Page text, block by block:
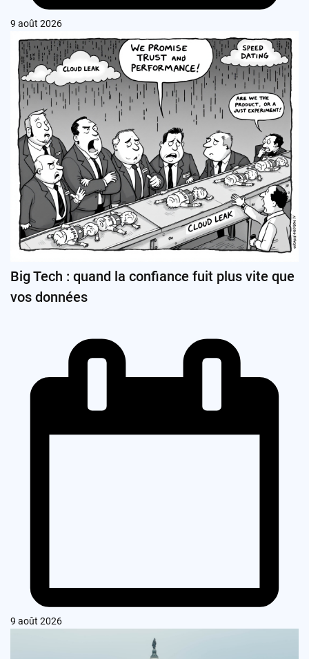
9 août 2026
Big Tech : quand la confiance fuit plus vite que
vos données
9 août 2026